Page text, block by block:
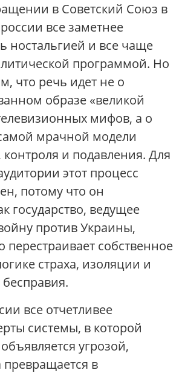
в Советский Союз в
все заметнее
ностальгией и все чаще
программой. Но
что речь идет не о
образе «великой
мифов, а о
мрачной модели
и подавления. Для
этот процесс
потому что он
государство, ведущее
против Украины,
собственное
страха, изоляции и
все отчетливее
системы, в которой
угрозой,
превращается в